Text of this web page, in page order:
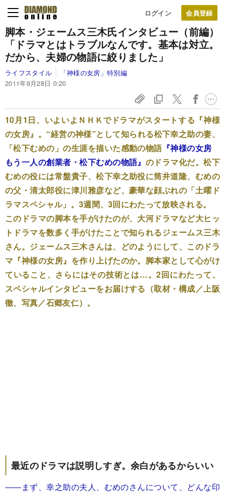
ログイン
脚本・ジェームス三木氏インタビュー（前編）
「ドラマとはトラブルなんです。基本は対立。
だから、夫婦の物語に絞りました」
ライフスタイル
「神様の女房」特別編
2011年9月28日 0:20
10月1日、いよいよＮＨＫでドラマがスタートする『神様
の女房』。“経営の神様”として知られる松下幸之助の妻、
「松下むめの」の生涯を描いた感動の物語『神様の女房
もう一人の創業者・松下むめの物語』 のドラマ化だ。松下
むめの役には常盤貴子、松下幸之助役に筒井道隆、むめの
の父・清太郎役に津川雅彦など、豪華な顔ぶれの「土曜ド
ラマスペシャル」。3週間、3回にわたって放映される。
このドラマの脚本を手がけたのが、大河ドラマなど大ヒッ
トドラマを数多く手がけたことで知られるジェームス三木
さん。ジェームス三木さんは、どのようにして、このドラ
マ『神様の女房』を作り上げたのか。脚本家として心がけ
ていること、さらにはその技術とは…。2回にわたって、
スペシャルインタビューをお届けする（取材・構成／上阪
徹、写真／石郷友仁）。
最近のドラマは説明しすぎ。余白があるからいい
――まず、幸之助の夫人、むめのさんについて、どんな印